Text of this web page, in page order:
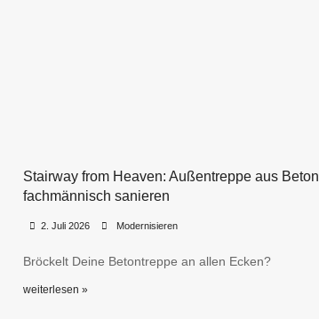
Stairway from Heaven: Außentreppe aus Beton
fachmännisch sanieren
2. Juli 2026 Modernisieren
Bröckelt Deine Betontreppe an allen Ecken?
weiterlesen »